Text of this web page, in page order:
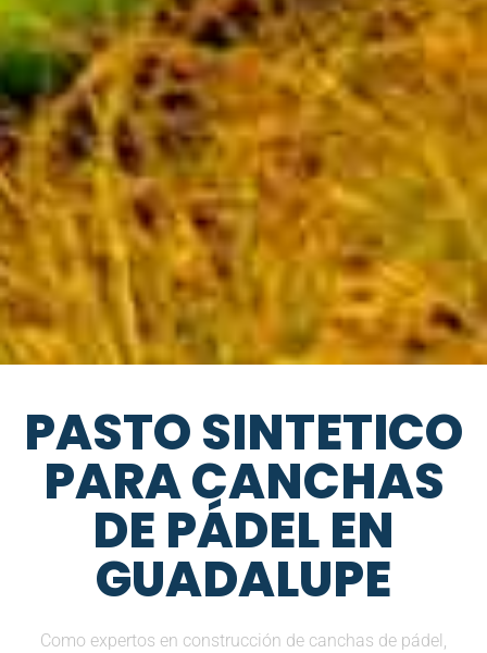
PASTO SINTETICO
PARA CANCHAS
DE PÁDEL EN
GUADALUPE
Como expertos en construcción de canchas de pádel,